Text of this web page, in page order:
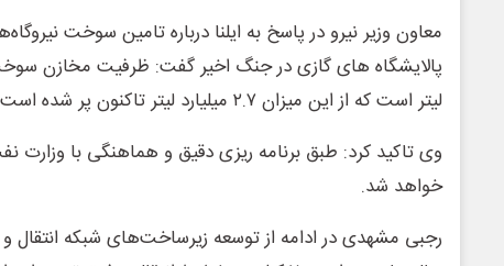
معاون وزیر نیرو در پاسخ به ایلنا درباره تامین سوخت
لیتر است که از این میزان ۲.۷ میلیارد لیتر تاکنون پر شده است.
وی تاکید کرد: طبق برنامه ریزی دقیق و هماهنگی با
خواهد شد.
رجبی مشهدی در ادامه از توسعه زیرساخت‌های شبکه انتقال